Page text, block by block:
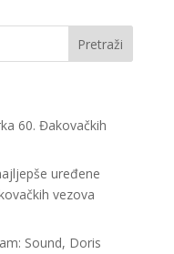
60. Đakovačkih
uređene
vezova
Sound, Doris